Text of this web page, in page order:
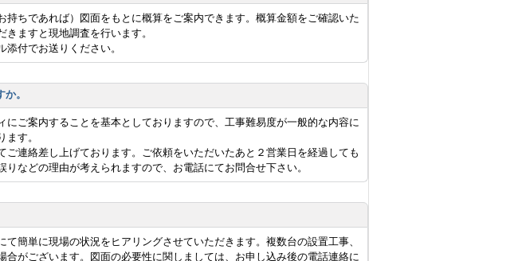
持ちであれば）図面をもとに概算をご案内できます。概算金額をご確認いた
ますと現地調査を行います。
付でお送りください。
。
にご案内することを基本としておりますので、工事難易度が一般的な内容に
す。
ご連絡差し上げております。ご依頼をいただいたあと２営業日を経過しても
などの理由が考えられますので、お電話にてお問合せ下さい。
簡単に現場の状況をヒアリングさせていただきます。複数台の設置工事、
合がございます。図面の必要性に関しましては、お申し込み後の電話連絡に